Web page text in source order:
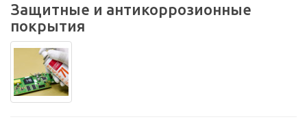
Защитные и антикоррозионные
покрытия